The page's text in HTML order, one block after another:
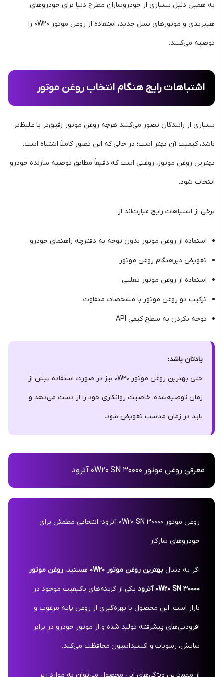
به همین دلیل بسیاری از خودروسازان مطرح دنیا برای خودروهای
هیبریدی و موتورهای نسل جدید، استفاده از روغن موتور 0W20 را
توصیه می‌کنند.
اشتباهات رایج هنگام انتخاب روغن موتور
بسیاری از رانندگان تصور می‌کنند هرچه روغن موتور رقیق‌تر یا غلیظ‌تر
باشد، کیفیت آن بهتر است؛ در حالی که این تصور کاملاً اشتباه است.
بهترین روغن موتور، روغنی است که دقیقاً مطابق توصیه سازنده خودرو
انتخاب شود.
برخی از اشتباهات رایج عبارت‌اند از:
استفاده از روغن موتور بدون توجه به دفترچه راهنمای خودرو
تعویض دیرهنگام روغن موتور
استفاده از روغن موتور تقلبی
ترکیب دو روغن موتور با مشخصات متفاوت
توجه نکردن به سطح کیفی API
یادتان باشد:
حتی بهترین روغن موتور 0W20 نیز در صورت استفاده بیش از
زمان توصیه‌شده، خاصیت روانکاری خود را از دست می‌دهد و
باید در زمان مناسب تعویض شود.
معرفی روغن موتور 0W20 SN 30000 آترود
روغن موتور 0W20 SN 30000 آترود؛ انتخابی مطمئن برای
خودروهای سازگار
اگر به دنبال بهترین روغن موتور 0W20 هستید، روغن موتور
0W20 SN 30000 آترود
یکی از گزینه‌های باکیفیت موجود در
بازار است. این محصول با بهره‌گیری از روغن پایه مرغوب و
افزودنی‌های پیشرفته تولید شده و از موتور خودرو در برابر
سایش، رسوبات و اکسیداسیون محافظت می‌کند.
از مهم‌ترین ویژگی‌های این محصول می‌توان به موارد زیر